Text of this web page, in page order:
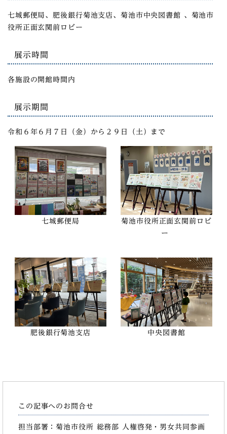
七城郵便局、肥後銀行菊池支店、菊池市中央図書館 、菊池市
役所正面玄関前ロビー
展示時間
各施設の開館時間内
展示期間
令和６年６月７日（金）から２９日（土）まで
七城郵便局
菊池市役所正面玄関前ロビ
ー
肥後銀行菊池支店 中央図書館
この記事へのお問合せ
担当部署：菊池市役所 総務部 人権啓発・男女共同参画